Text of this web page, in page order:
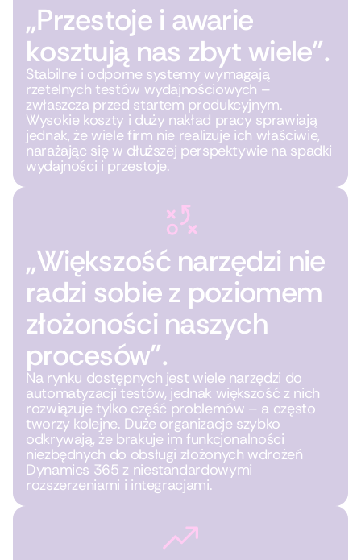
„Przestoje i awarie
kosztują nas zbyt wiele”.
Stabilne i odporne systemy wymagają
rzetelnych testów wydajnościowych –
zwłaszcza przed startem produkcyjnym.
Wysokie koszty i duży nakład pracy sprawiają
jednak, że wiele firm nie realizuje ich właściwie,
narażając się w dłuższej perspektywie na spadki
wydajności i przestoje.
„Większość narzędzi nie
radzi sobie z poziomem
złożoności naszych
procesów".
Na rynku dostępnych jest wiele narzędzi do
automatyzacji testów, jednak większość z nich
rozwiązuje tylko część problemów – a często
tworzy kolejne. Duże organizacje szybko
odkrywają, że brakuje im funkcjonalności
niezbędnych do obsługi złożonych wdrożeń
Dynamics 365 z niestandardowymi
rozszerzeniami i integracjami.